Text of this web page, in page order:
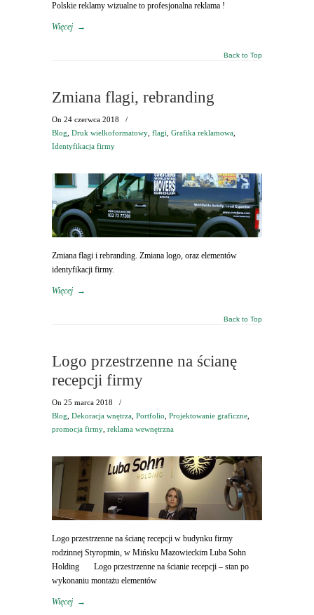
Polskie reklamy wizualne to profesjonalna reklama !
Więcej →
Back to Top
Zmiana flagi, rebranding
On 24 czerwca 2018
/
Blog Druk wielkoformatowy flagi Grafika reklamowa
Identyfikacja firmy
Zmiana flagi i rebranding. Zmiana logo, oraz elementów
identyfikacji firmy.
Więcej →
Back to Top
Logo przestrzenne na ścianę
recepcji firmy
On 25 marca 2018
/
Blog Dekoracja wnętrza Portfolio Projektowanie graficzne
promocja firmy reklama wewnętrzna
Logo przestrzenne na ścianę recepcji w budynku firmy
rodzinnej Styropmin, w Mińsku Mazowieckim Luba Sohn
Holding Logo przestrzenne na ścianie recepcji – stan po
wykonaniu montażu elementów
Więcej →